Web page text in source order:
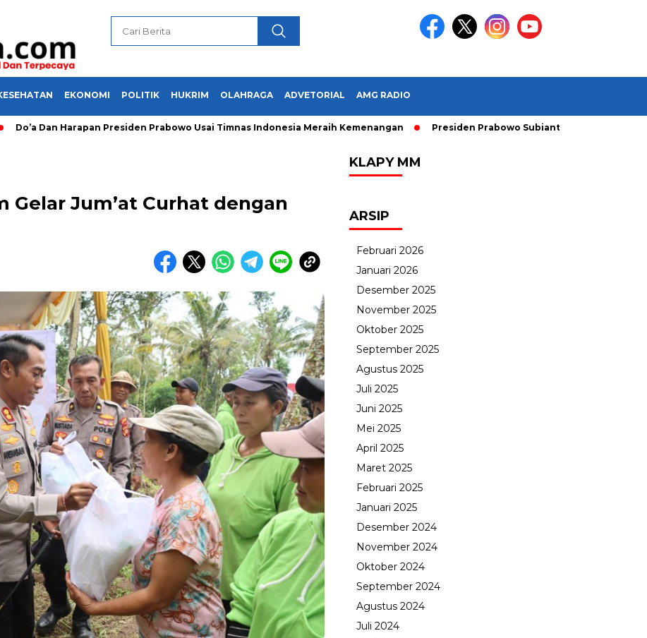
EKONOMI POLITIK HUKRIM OLAHRAGA ADVETORIAL AMG RADIO
Dan Harapan Presiden Prabowo Usai Timnas Indonesia Meraih Kemenangan Presiden Prabowo Subianto Melantik 31 Dubes
Gelar Jum’at Curhat dengan
KLAPY MM
ARSIP
Februari 2026
Januari 2026
Desember 2025
November 2025
Oktober 2025
September 2025
Agustus 2025
Juli 2025
Juni 2025
Mei 2025
April 2025
Maret 2025
Februari 2025
Januari 2025
Desember 2024
November 2024
Oktober 2024
September 2024
Agustus 2024
Juli 2024